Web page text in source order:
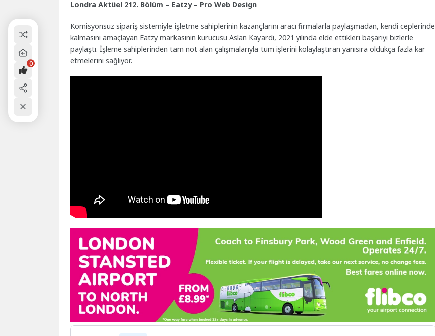
Londra Aktüel 212. Bölüm – Eatzy – Pro Web Design
Komisyonsuz sipariş sistemiyle işletme sahiplerinin kazançlarını aracı firmalarla paylaşmadan, kendi ceplerinde
kalmasını amaçlayan Eatzy markasının kurucusu Aslan Kayardi, 2021 yılında elde ettikleri başarıyı bizlerle
paylaştı. İşleme sahiplerinden tam not alan çalışmalarıyla tüm işlerini kolaylaştıran yanısıra oldukça fazla kar
etmelerini sağlıyor.
0